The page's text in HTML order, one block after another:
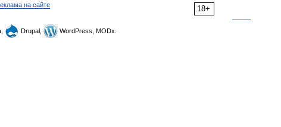
18+
на сайте
Drupal, WordPress, MODx.